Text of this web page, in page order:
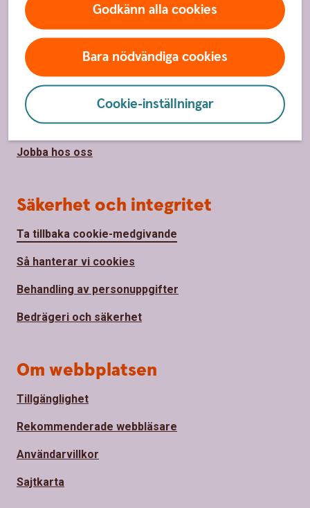
Godkänn alla cookies
Bara nödvändiga cookies
Cookie-inställningar
Om oss
Om Sparbanken i Enköping
Hållbarhet
Samhällsengagemang
Jobba hos oss
Säkerhet och integritet
Ta tillbaka cookie-medgivande
Så hanterar vi cookies
Behandling av personuppgifter
Bedrägeri och säkerhet
Om webbplatsen
Tillgänglighet
Rekommenderade webbläsare
Användarvillkor
Sajtkarta